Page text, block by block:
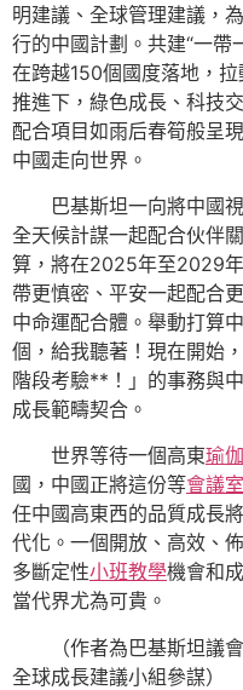
明建議、全球管理建議，
行的中國計劃。共建“一帶
在跨越150個國度落地，
推進下，綠色成長、科技
配合項目如雨后春筍般呈
中國走向世界。
巴基斯坦一向將中國
全天候計謀一起配合伙伴
算，將在2025年至2029
帶更慎密、平安一起配合
中命運配合體。舉動打算
個，給我聽著！現在開始
階段考驗**！」的事務與
成長範疇契合。
世界等待一個高東瑜
國，中國正將這份等會議
任中國高東西的品質成長
代化。一個開放、高效、
多斷定性小班教學機會和
當代界尤為可貴。
（作者為巴基斯坦議
全球成長建議小組參謀）